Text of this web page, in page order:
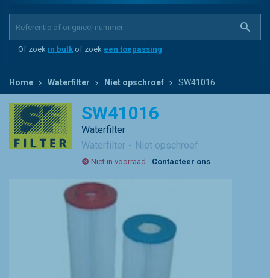
Of zoek in bulk of zoek een toepassing
Home Waterfilter Niet opschroef SW41016
SW41016
Waterfilter
Waterfilter
Niet opschroef
Niet in voorraad - Contacteer ons